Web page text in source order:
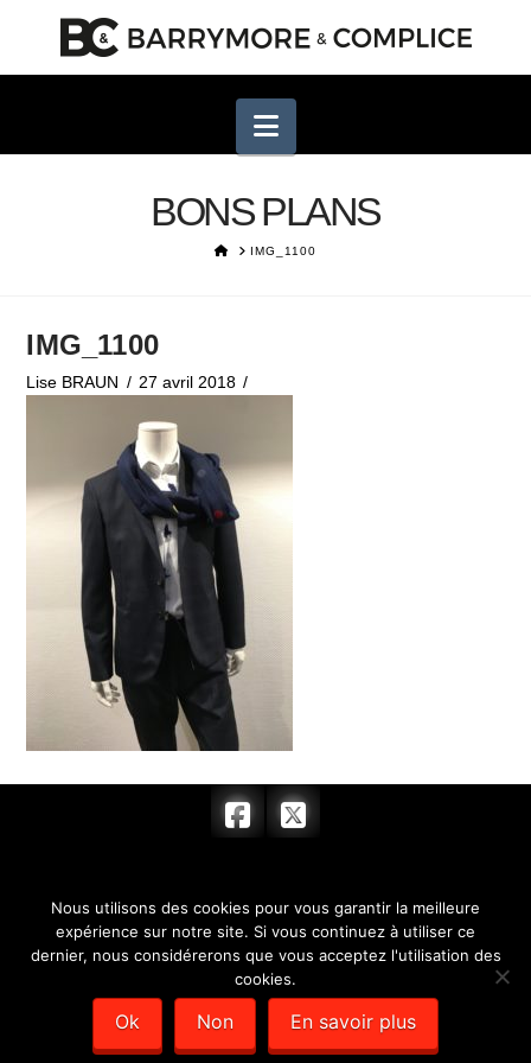
Navigation
BONS PLANS
HOMEIMG_1100
IMG_1100
Lise BRAUN 27 avril 2018
ACCUEIL FEMME
HOMME
ACCESSOIRES
BOUTIQUE
HORAIRES
CONTACT
SIRET : 351 779 384 00012 -
Mentions légales- Création de sites
Nous utilisons des cookies pour vous garantir la meilleure
expérience sur notre site. Si vous continuez à utiliser ce
dernier, nous considérerons que vous acceptez l'utilisation des
cookies.
Ok Non En savoir plus